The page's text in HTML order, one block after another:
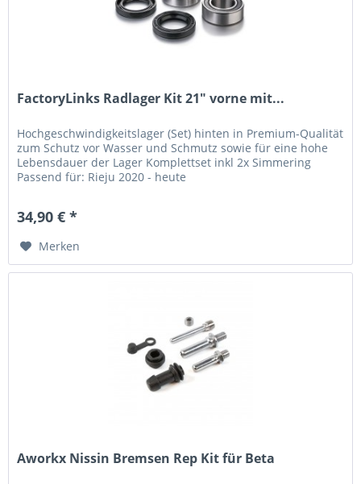
FactoryLinks Radlager Kit 21" vorne mit...
Hochgeschwindigkeitslager (Set) hinten in Premium-Qualität
zum Schutz vor Wasser und Schmutz sowie für eine hohe
Lebensdauer der Lager Komplettset inkl 2x Simmering
Passend für: Rieju 2020 - heute
34,90 € *
Merken
Aworkx Nissin Bremsen Rep Kit für Beta